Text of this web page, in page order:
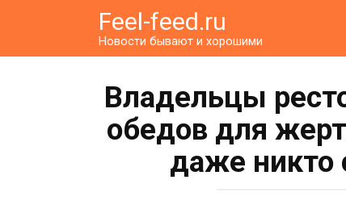
Feel-feed.ru
Новости бывают и хорошими
Владельцы
обедов для
даже никто